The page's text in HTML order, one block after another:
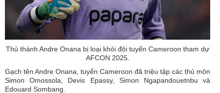
Thủ thành Andre Onana bị loại khỏi đội tuyển Cameroon tham dự
AFCON 2025.
Gạch tên Andre Onana, tuyển Cameroon đã triệu tập các thủ môn
Simon Omossola, Devis Epassy, Simon Ngapandouetnbu và
Edouard Sombang.